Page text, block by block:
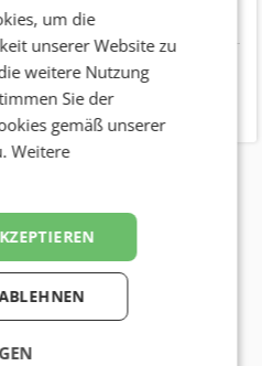
transporte.at/
um die
unserer Website zu
weitere Nutzung
Sie der
gemäß unserer
Weitere